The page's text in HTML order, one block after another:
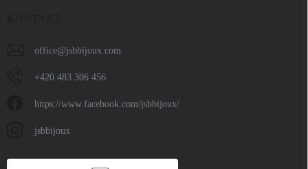
office@jsbbijoux.com
+420 483 306 456
https://www.facebook.com/jsbbijoux/
jsbbijoux